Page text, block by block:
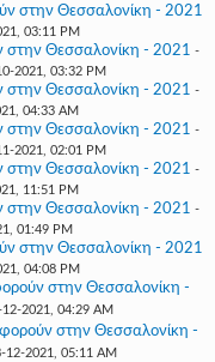
στην Θεσσαλονίκη - 2021
03:11 PM
στην Θεσσαλονίκη - 2021 -
2021, 03:32 PM
στην Θεσσαλονίκη - 2021 -
04:33 AM
στην Θεσσαλονίκη - 2021 -
2021, 02:01 PM
στην Θεσσαλονίκη - 2021 -
11:51 PM
στην Θεσσαλονίκη - 2021 -
01:49 PM
στην Θεσσαλονίκη - 2021
04:08 PM
στην Θεσσαλονίκη -
2021, 04:29 AM
στην Θεσσαλονίκη -
2021, 05:11 AM